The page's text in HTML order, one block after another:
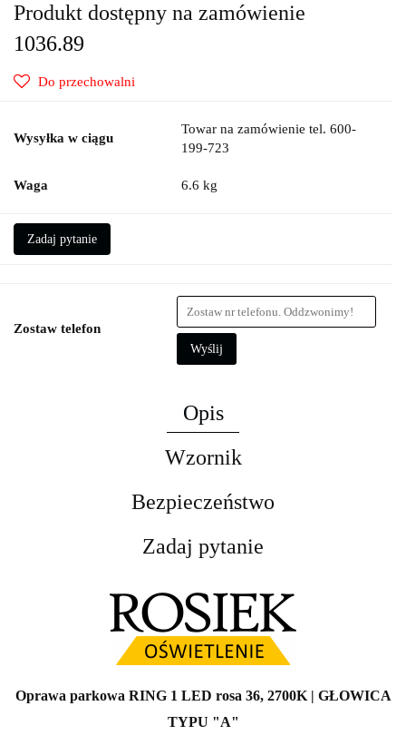
Produkt dostępny na zamówienie
1036.89
Do przechowalni
Wysyłka w ciągu
Towar na zamówienie tel. 600-
199-723
Waga 6.6 kg
Zadaj pytanie
Zostaw telefon
Wyślij
Opis
Wzornik
Bezpieczeństwo
Zadaj pytanie
Oprawa parkowa RING 1 LED rosa 36, 2700K | GŁOWICA
TYPU "A"